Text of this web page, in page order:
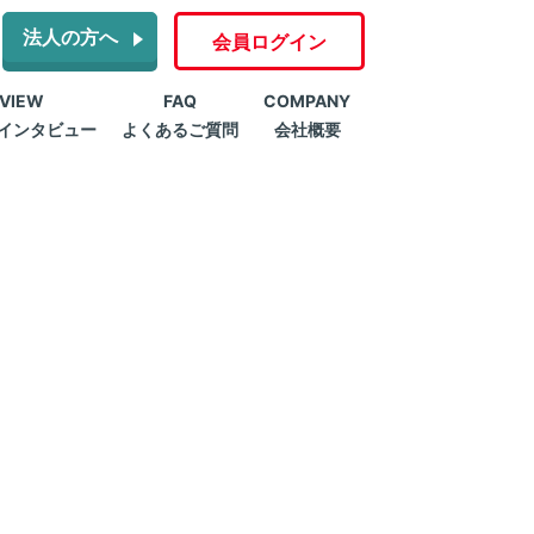
法人の方へ 会員ログイン
ンタビュー
FAQ
よくあるご質問
COMPANY
会社概要